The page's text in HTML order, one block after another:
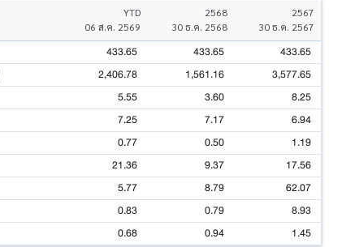
YTD
06 ส.ค. 2569
2568
30 ธ.ค. 2568
2567
30 ธ.ค. 2567
433.65 433.65 433.65
2,406.78 1,561.16 3,577.65
5.55 3.60 8.25
7.25 7.17 6.94
0.77 0.50 1.19
21.36 9.37 17.56
5.77 8.79 62.07
0.83 0.79 8.93
0.68 0.94 1.45